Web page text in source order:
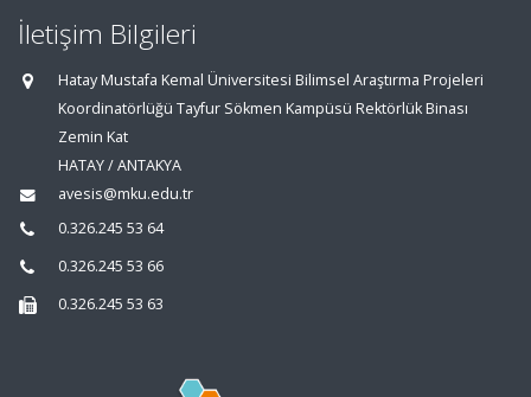
İletişim Bilgileri
Hatay Mustafa Kemal Üniversitesi Bilimsel Araştırma Projeleri
Koordinatörlüğü Tayfur Sökmen Kampüsü Rektörlük Binası
Zemin Kat
HATAY / ANTAKYA
avesis@mku.edu.tr
0.326.245 53 64
0.326.245 53 66
0.326.245 53 63